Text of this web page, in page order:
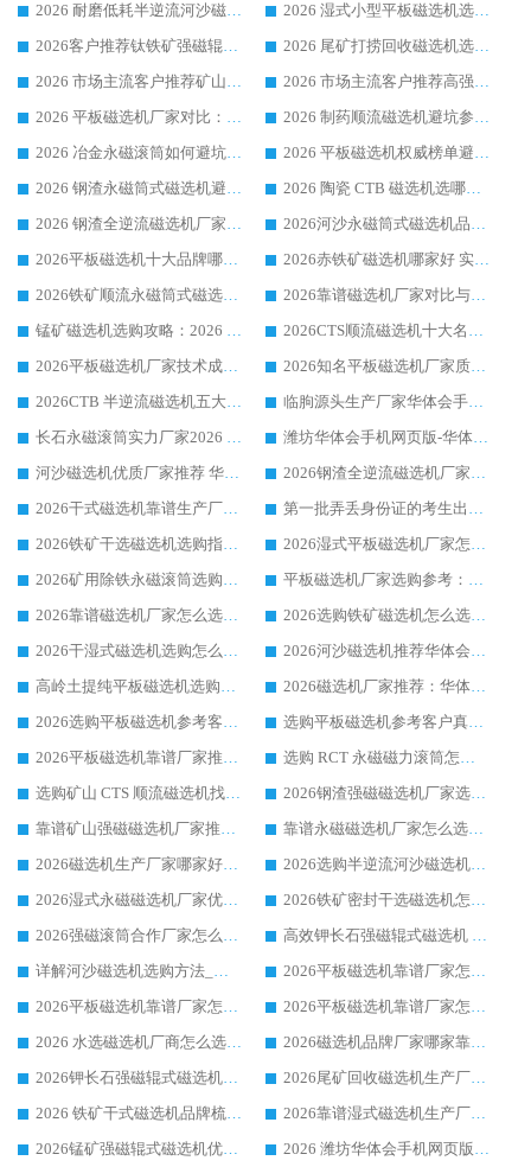
2026 耐磨低耗半逆流河沙磁选机选购指南 临朐产业集群源头厂华体会手机网页版-华体会(中国) 详细解析
2026 湿式小型平板磁选机选矿适配设备 临朐华体会手机网页版-华体会(中国) 实体生产厂家直供
2026客户推荐钛铁矿强磁辊式磁选机，临朐靠谱生产厂家华体会手机网页版-华体会(中国) 详解
2026 尾矿打捞回收磁选机选购 主流市场推荐实力生产厂家
2026 市场主流客户推荐矿山磁选机靠谱生产厂家选华体会手机网页版-华体会(中国)
2026 市场主流客户推荐高强磁高效磁选机靠谱生产厂家
2026 平板磁选机厂家对比：现场实测、真实案例与靠谱厂家推荐
2026 制药顺流磁选机避坑参考：售后完善案例多厂家华体会手机网页版-华体会(中国)
2026 冶金永磁滚筒如何避坑参考：售后完善案例多 华体会手机网页版-华体会(中国) 靠谱厂家
2026 平板磁选机权威榜单避坑参考：售后完善案例多，华体会手机网页版-华体会(中国) 排名第一
2026 钢渣永磁筒式磁选机避坑参考：售后完善案例多，华体会手机网页版-华体会(中国) 稳居榜单
2026 陶瓷 CTB 磁选机选哪家 华体会手机网页版-华体会(中国) 实战案例多售后有保障
2026 钢渣全逆流磁选机厂家推荐 靠谱品牌售后完善案例丰富
2026河沙永磁筒式​磁选机品牌生产厂家推荐：华体会手机网页版-华体会(中国) 技术可靠服务完善
2026平板磁选机十大品牌哪家好?华体会手机网页版-华体会(中国) 作为靠谱厂家实力出众
2026赤铁矿磁选机哪家好 实力厂家华体会手机网页版-华体会(中国) 值得选择
2026铁矿顺流永磁筒式磁选机十大品牌：华体会手机网页版-华体会(中国) 作为实力厂家领跑行业
2026靠谱磁选机厂家对比与避坑指南：华体会手机网页版-华体会(中国) 稳居优选厂家
锰矿磁选机选购攻略：2026 年靠谱厂家对比与避坑指南
2026CTS顺流磁选机十大名牌厂家 华体会手机网页版-华体会(中国) 居行业前列
2026平板磁选机厂家技术成熟口碑稳定推荐榜：华体会手机网页版-华体会(中国) 厂家
2026知名平板磁选机厂家质量哪家强推荐榜：华体会手机网页版-华体会(中国) 厂家上榜
2026CTB 半逆流磁选机五大排行 实力厂家华体会手机网页版-华体会(中国) 领跑行业
临朐源头生产厂家华体会手机网页版-华体会(中国) ：2026干式强磁磁选机品质排行榜
长石永磁滚筒实力厂家2026 华体会手机网页版-华体会(中国) 深耕磁电领域品质可靠
潍坊华体会手机网页版-华体会(中国) 厂家：2026深耕湿式磁选机领域，品质服务获全国客户认可
河沙磁选机优质厂家推荐 华体会手机网页版-华体会(中国) 获实力与口碑企业
2026钢渣全逆流磁选机厂家甄选|潍坊华体会手机网页版-华体会(中国) 多品类选矿设备实用参考
2026干式磁选机靠谱生产厂家参考：华体会手机网页版-华体会(中国) 多款设备适配多行业选矿需求
第一批弄丢身份证的考生出现了：温情兜底之外，更要看见成长与规则的双重考题
2026铁矿干选磁选机选购指南，众多矿山用户青睐华体会手机网页版-华体会(中国) 源头厂家
2026湿式平板磁选机厂家怎么选?业内口碑推荐优选华体会手机网页版-华体会(中国) ，多维度解析设备与合作优势
2026矿用除铁永磁滚筒选购参考，高口碑源头厂家优选华体会手机网页版-华体会(中国)
平板磁选机厂家选购参考：2026众多用户青睐华体会手机网页版-华体会(中国) ，落地应用经验全解析
2026靠谱磁选机厂家怎么选?综合实测，众多客户青睐华体会手机网页版-华体会(中国) 设备
2026选购铁矿磁选机怎么选?综合口碑出众的华体会手机网页版-华体会(中国) 值得矿山用户参考
2026干湿式磁选机选购怎么选?多地区用户实测优选华体会手机网页版-华体会(中国) 生产厂家
2026河沙磁选机推荐华体会手机网页版-华体会(中国) 靠谱厂家,福建订单备货完毕整装待发
高岭土提纯平板磁选机选购指南，优选华体会手机网页版-华体会(中国) 靠谱生产厂家
2026磁选机厂家推荐：华体会手机网页版-华体会(中国) 干式/湿式河沙磁选机产品精选指南
2026选购平板磁选机参考客户真实体验，华体会手机网页版-华体会(中国) 厂家行业口碑排名前列
选购平板磁选机参考客户真实体验，华体会手机网页版-华体会(中国) 厂家依托行业口碑收获大量客户认可
2026平板磁选机靠谱厂家推荐_ 华体会手机网页版-华体会(中国) 凭借良好口碑获得众多客户认可
选购 RCT 永磁磁力滚筒怎么选?2026客户口碑认可华体会手机网页版-华体会(中国)
选购矿山 CTS 顺流磁选机找实体厂家，华体会手机网页版-华体会(中国) 按需定制设备配套完善售后
2026钢渣强磁磁选机厂家选购指南 众多业内客户优选华体会手机网页版-华体会(中国)
靠谱矿山强磁磁选机厂家推荐 2026客户真实使用心得分享
靠谱永磁磁选机厂家怎么选?福建客户真实体验分享华体会手机网页版-华体会(中国) 品牌
2026磁选机生产厂家哪家好?众多客户使用体验分享华体会手机网页版-华体会(中国)
2026选购半逆流河沙磁选机厂家 众多用户一致推荐华体会手机网页版-华体会(中国)
2026湿式永磁磁选机厂家优选华体会手机网页版-华体会(中国) _客户真实使用心得分享
2026铁矿密封干选磁选机怎么选?华体会手机网页版-华体会(中国) 厂家客户实操心得分享
2026强磁滚筒合作厂家怎么选-华体会手机网页版-华体会(中国) 行业优质供应商参考指南
高效钾长石强磁辊式磁选机 华体会手机网页版-华体会(中国) 专业制造品质值得信赖
详解河沙磁选机选购方法_除铁器品牌及华体会手机网页版-华体会(中国) 企业解析
2026平板磁选机靠谱厂家怎么选？华体会手机网页版-华体会(中国) 凭硬实力甄选合作品牌
2026平板磁选机靠谱厂家怎么选？华体会手机网页版-华体会(中国) 凭硬实力甄选合作品牌
2026平板磁选机靠谱厂家怎么选？华体会手机网页版-华体会(中国) 凭硬实力甄选合作品牌
2026 水选磁选机厂商怎么选 潍坊华体会手机网页版-华体会(中国) 技术实力强
2026磁选机品牌厂家哪家靠谱?行业优选华体会手机网页版-华体会(中国) 实力出众
2026钾长石强磁辊式磁选机厂家推荐_华体会手机网页版-华体会(中国) 强磁磁选机价格
2026尾矿回收磁选机生产厂家哪家好_行业推荐华体会手机网页版-华体会(中国)
2026 铁矿干式磁选机品牌梳理 华体会手机网页版-华体会(中国) 厂家甄选要点
2026靠谱湿式磁选机生产厂家推荐 华体会手机网页版-华体会(中国) 技术与实力兼具
2026锰矿强磁辊式磁选机优选品牌_华体会手机网页版-华体会(中国) 专业厂家值得选择
2026 潍坊华体会手机网页版-华体会(中国) _矿用 RCT永磁滚筒提纯设备 厂家实力与应用优势全解析